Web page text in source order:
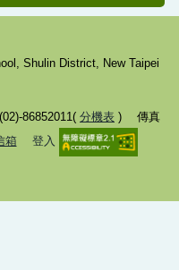
Shulin District, New Taipei
86852011( 分機表 ) 傳真
箱 登入